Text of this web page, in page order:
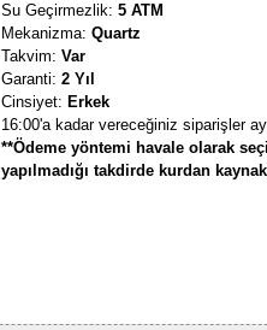
Su Geçirmezlik: 5 ATM
Mekanizma: Quartz
Takvim: Var
Garanti: 2 Yıl
Cinsiyet: Erkek
16:00'a kadar vereceğiniz siparişler
**Ödeme yöntemi havale olarak
yapılmadığı takdirde kurdan